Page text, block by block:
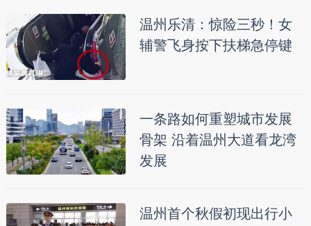
温州乐清：惊险三秒！女
辅警飞身按下扶梯急停键
一条路如何重塑城市发展
骨架 沿着温州大道看龙湾
发展
温州首个秋假初现出行小